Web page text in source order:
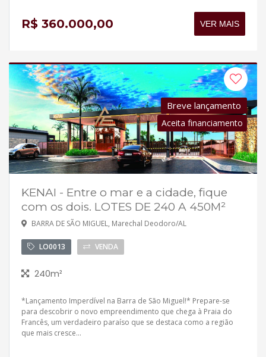
R$ 360.000,00 VER MAIS
Breve lançamento
Aceita financiamento
KENAI - Entre o mar e a cidade, fique
com os dois. LOTES DE 240 A 450M²
BARRA DE SÃO MIGUEL, Marechal Deodoro/AL
LO0013 VENDA
240m²
*Lançamento Imperdível na Barra de São Miguel!* Prepare-se
para descobrir o novo empreendimento que chega à Praia do
Francês, um verdadeiro paraíso que se destaca como a região
que mais cresce...